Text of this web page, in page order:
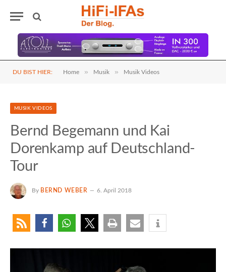
DU BIST HIER: Home » Musik » Musik Videos
MUSIK VIDEOS
Bernd Begemann und Kai
Dorenkamp auf Deutschland-
Tour
By BERND WEBER 6. April 2018